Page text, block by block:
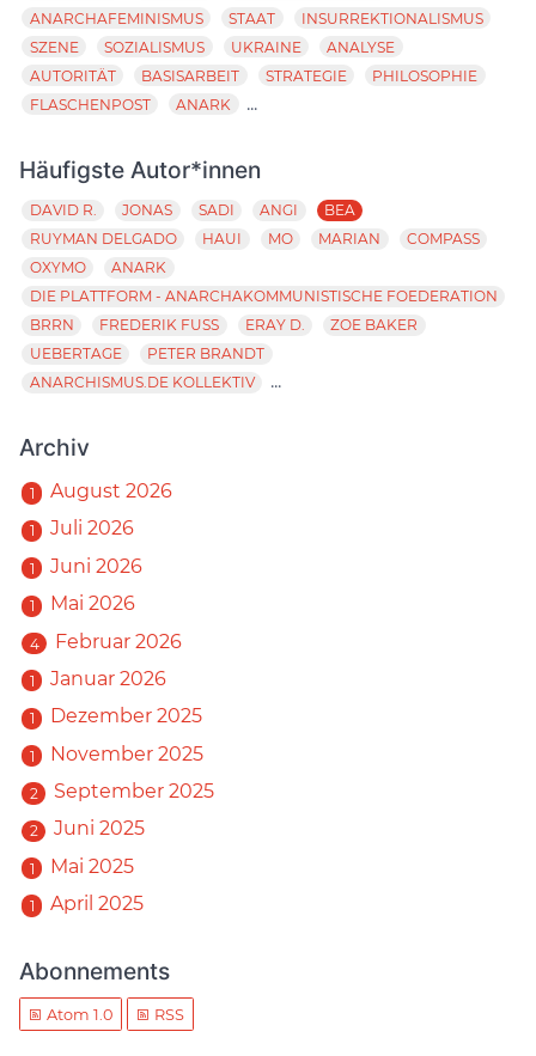
ANARCHAFEMINISMUS
STAAT
INSURREKTIONALISMUS
SZENE
SOZIALISMUS UKRAINE
ANALYSE
AUTORITÄT
BASISARBEIT STRATEGIE
PHILOSOPHIE
FLASCHENPOST
ANARK ...
Häufigste Autor*innen
DAVID R. JONAS SADI ANGI
BEA
RUYMAN DELGADO
HAUI MO MARIAN
COMPASS
OXYMO
ANARK
DIE PLATTFORM - ANARCHAKOMMUNISTISCHE FOEDERATION
BRRN
FREDERIK FUSS ERAY D.
ZOE BAKER
UEBERTAGE
PETER BRANDT
ANARCHISMUS.DE KOLLEKTIV
...
Archiv
1 August 2026
1 Juli 2026
1 Juni 2026
1 Mai 2026
4 Februar 2026
1 Januar 2026
1 Dezember 2025
1 November 2025
2 September 2025
2 Juni 2025
1 Mai 2025
1 April 2025
Abonnements
Atom 1.0 RSS